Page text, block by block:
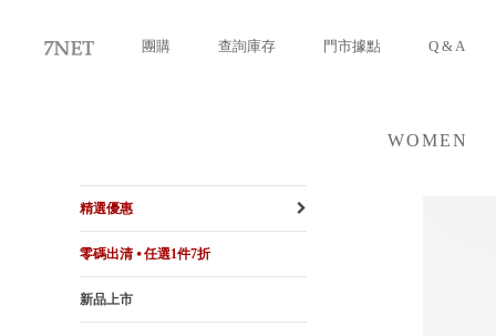
團購 查詢庫存 門市據點 Q & A
WOMEN
精選優惠
零碼出清 ⦁ 任選1件7折
新品上市